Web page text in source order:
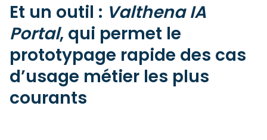
Et un outil : Valthena IA
Portal, qui permet le
prototypage rapide des cas
d’usage métier les plus
courants